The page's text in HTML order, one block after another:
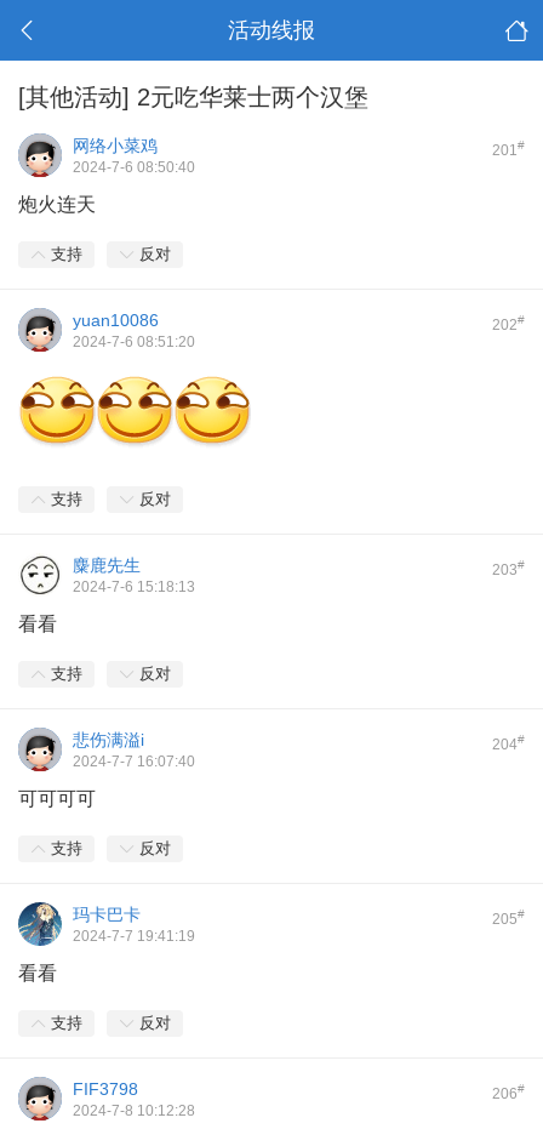
活动线报
[其他活动] 2元吃华莱士两个汉堡
201#
网络小菜鸡
2024-7-6 08:50:40
炮火连天
支持 反对
202#
yuan10086
2024-7-6 08:51:20
支持 反对
203#
麋鹿先生
2024-7-6 15:18:13
看看
支持 反对
204#
悲伤满溢i
2024-7-7 16:07:40
可可可可
支持 反对
205#
玛卡巴卡
2024-7-7 19:41:19
看看
支持 反对
206#
FIF3798
2024-7-8 10:12:28